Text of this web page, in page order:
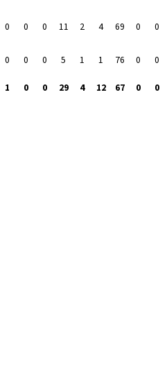
0 0 0 11 2 4 69 0 0
0 0 0 5 1 1 76 0 0
1 0 0 29 4 12 67 0 0